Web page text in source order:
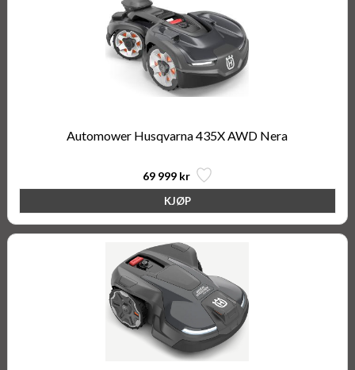
Automower Husqvarna 435X AWD Nera
69 999 kr